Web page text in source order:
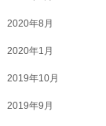
2020年8月
2020年1月
2019年10月
2019年9月